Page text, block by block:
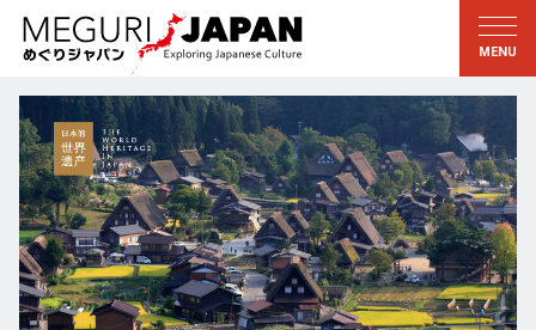
游历地域
东北
关东
江户・东京
甲信越
北陆
游历文化
知与学
求教
伝承
艺术・艺能
匠艺